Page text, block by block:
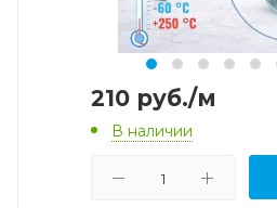
210 руб./м
В наличии